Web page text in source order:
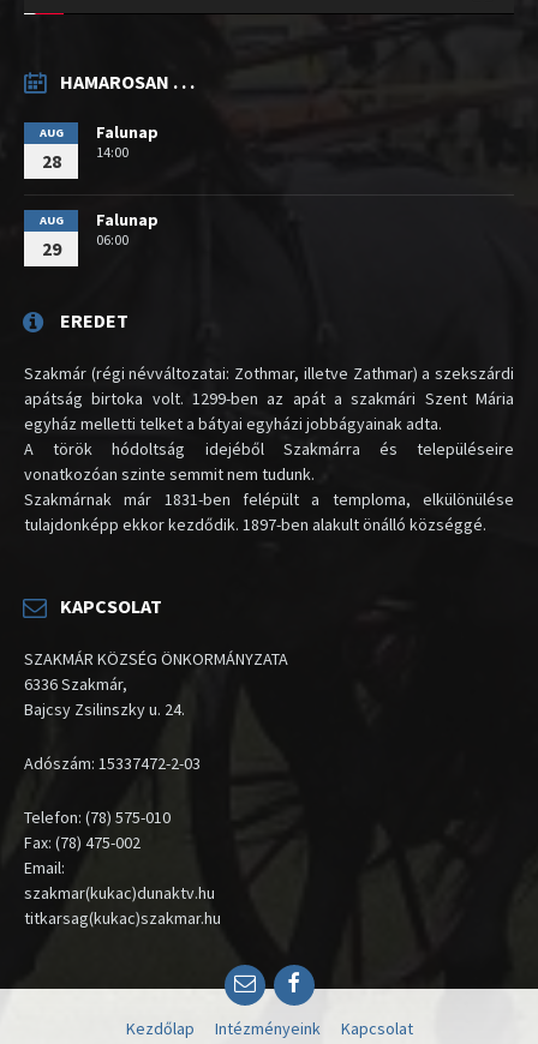
HAMAROSAN . . .
AUG
28
Falunap
14:00
AUG
29
Falunap
06:00
EREDET
Szakmár (régi névváltozatai: Zothmar, illetve Zathmar) a szekszárdi
apátság birtoka volt. 1299-ben az apát a szakmári Szent Mária
egyház melletti telket a bátyai egyházi jobbágyainak adta.
A török hódoltság idejéből Szakmárra és településeire
vonatkozóan szinte semmit nem tudunk.
Szakmárnak már 1831-ben felépült a temploma, elkülönülése
tulajdonképp ekkor kezdődik. 1897-ben alakult önálló községgé.
KAPCSOLAT
SZAKMÁR KÖZSÉG ÖNKORMÁNYZATA
6336 Szakmár,
Bajcsy Zsilinszky u. 24.
Adószám: 15337472-2-03
Telefon: (78) 575-010
Fax: (78) 475-002
Email:
szakmar(kukac)dunaktv.hu
titkarsag(kukac)szakmar.hu
EmailFacebook
Kezdőlap Intézményeink Kapcsolat